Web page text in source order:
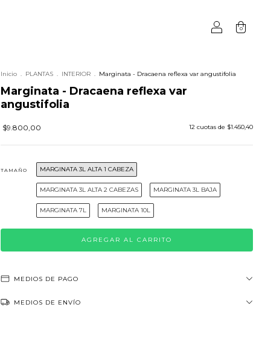
0
Inicio . PLANTAS . INTERIOR . Marginata - Dracaena reflexa var angustifolia
Marginata - Dracaena reflexa var
angustifolia
$9.800,00 12 cuotas de $1.450,40
TAMAÑO MARGINATA 3L ALTA 1 CABEZA
MARGINATA 3L ALTA 2 CABEZAS MARGINATA 3L BAJA
MARGINATA 7L MARGINATA 10L
MEDIOS DE PAGO
MEDIOS DE ENVÍO